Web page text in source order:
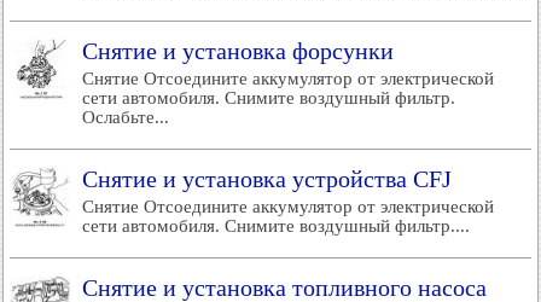
Снятие и установка форсунки
Снятие Отсоедините аккумулятор от электрической
сети автомобиля. Снимите воздушный фильтр.
Ослабьте...
Снятие и установка устройства CFJ
Снятие Отсоедините аккумулятор от электрической
сети автомобиля. Снимите воздушный фильтр....
Снятие и установка топливного насоса